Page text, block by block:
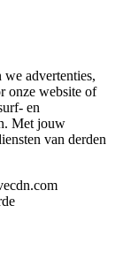
we advertenties,
onze website of
en
Met jouw
van derden